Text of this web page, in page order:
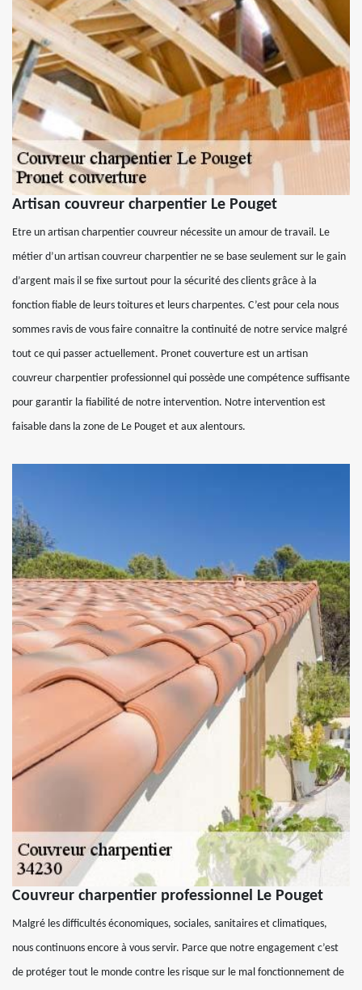
Artisan couvreur charpentier Le Pouget
Etre un artisan charpentier couvreur nécessite un amour de travail. Le
métier d’un artisan couvreur charpentier ne se base seulement sur le gain
d’argent mais il se fixe surtout pour la sécurité des clients grâce à la
fonction fiable de leurs toitures et leurs charpentes. C’est pour cela nous
sommes ravis de vous faire connaitre la continuité de notre service malgré
tout ce qui passer actuellement. Pronet couverture est un artisan
couvreur charpentier professionnel qui possède une compétence suffisante
pour garantir la fiabilité de notre intervention. Notre intervention est
faisable dans la zone de Le Pouget et aux alentours.
Couvreur charpentier professionnel Le Pouget
Malgré les difficultés économiques, sociales, sanitaires et climatiques,
nous continuons encore à vous servir. Parce que notre engagement c’est
de protéger tout le monde contre les risque sur le mal fonctionnement de